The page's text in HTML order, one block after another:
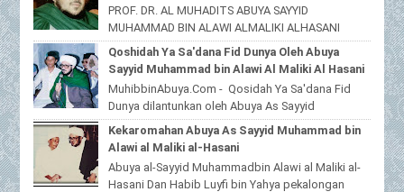
PROF. DR. AL MUHADITS ABUYA SAYYID
MUHAMMAD BIN ALAWI ALMALIKI ALHASANI
MuhibbinAbuya.Com - Jenazah Sayyid
Muhammad bin Alawi al-Malik...
Qoshidah Ya Sa'dana Fid Dunya Oleh Abuya
Sayyid Muhammad bin Alawi Al Maliki Al Hasani
MuhibbinAbuya.Com - Qosidah Ya Sa'dana Fid
Dunya dilantunkan oleh Abuya As Sayyid
Muhammad Alawi Al Maliki Al Hasani ra. Qoshidah
beri...
Kekaromahan Abuya As Sayyid Muhammad bin
Alawi al Maliki al-Hasani
Abuya al-Sayyid Muhammadbin Alawi al Maliki al-
Hasani Dan Habib Luyfi bin Yahya pekalongan